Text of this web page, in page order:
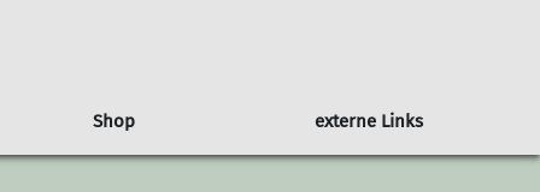
Shop externe Links